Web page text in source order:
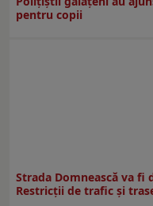
pentru copii
Strada Domnească va fi
Restricţii de trafic şi